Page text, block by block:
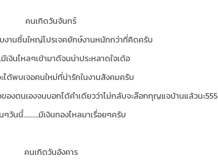
คนเกิดวันจันทร์
บงานชิ้นใหญ่โปรเจคยักษ์งานหนักกว่าที่คิดครับ
มีเงินไหลๆเข้ามาดีจนน่าประหลาดใจเด้อ
ได้พบเจอคนใหม่ที่น่ารักในงานสังคมครับ
งตนเองจนบอกได้คำเดียวว่าไม่กลับจะล๊อกกุญแจบ้านแล้วนะ555
ๆวันนี้..........มีเงินทองไหลมาเรื่อยๆครับ
คนเกิดวันอังคาร